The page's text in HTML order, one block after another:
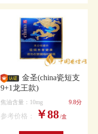
金圣(china瓷短支
9+1龙王款)
焦油含量：10mg 9.8分
参考价格： ￥88/盒